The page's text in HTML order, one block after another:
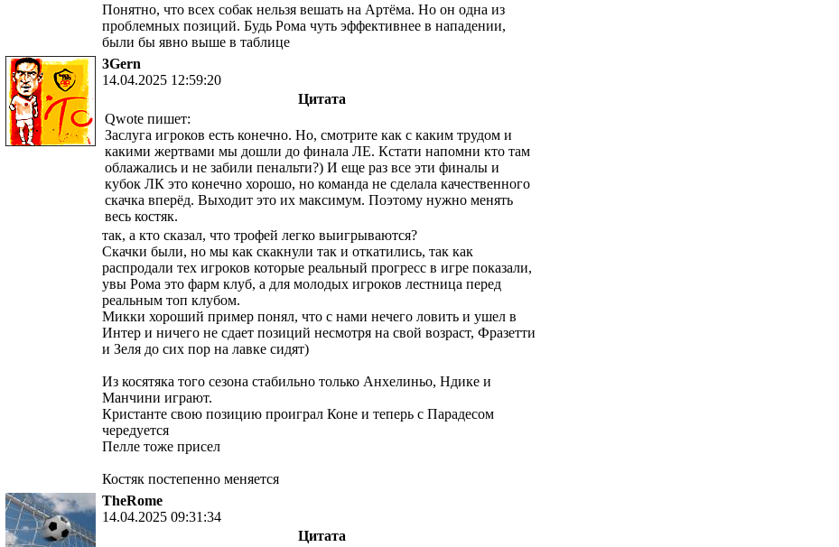
Понятно, что всех собак нельзя вешать на Артёма. Но он одна из
проблемных позиций. Будь Рома чуть эффективнее в нападении,
были бы явно выше в таблице
3Gern
14.04.2025 12:59:20
Цитата
Qwote пишет:
Заслуга игроков есть конечно. Но, смотрите как с каким трудом и
какими жертвами мы дошли до финала ЛЕ. Кстати напомни кто там
облажались и не забили пенальти?) И еще раз все эти финалы и
кубок ЛК это конечно хорошо, но команда не сделала качественного
скачка вперёд. Выходит это их максимум. Поэтому нужно менять
весь костяк.
так, а кто сказал, что трофей легко выигрываются?
Скачки были, но мы как скакнули так и откатились, так как
распродали тех игроков которые реальный прогресс в игре показали,
увы Рома это фарм клуб, а для молодых игроков лестница перед
реальным топ клубом.
Микки хороший пример понял, что с нами нечего ловить и ушел в
Интер и ничего не сдает позиций несмотря на свой возраст, Фразетти
и Зеля до сих пор на лавке сидят)
Из косятяка того сезона стабильно только Анхелиньо, Ндике и
Манчини играют.
Кристанте свою позицию проиграл Коне и теперь с Парадесом
чередуется
Пелле тоже присел
Костяк постепенно меняется
TheRome
14.04.2025 09:31:34
Цитата